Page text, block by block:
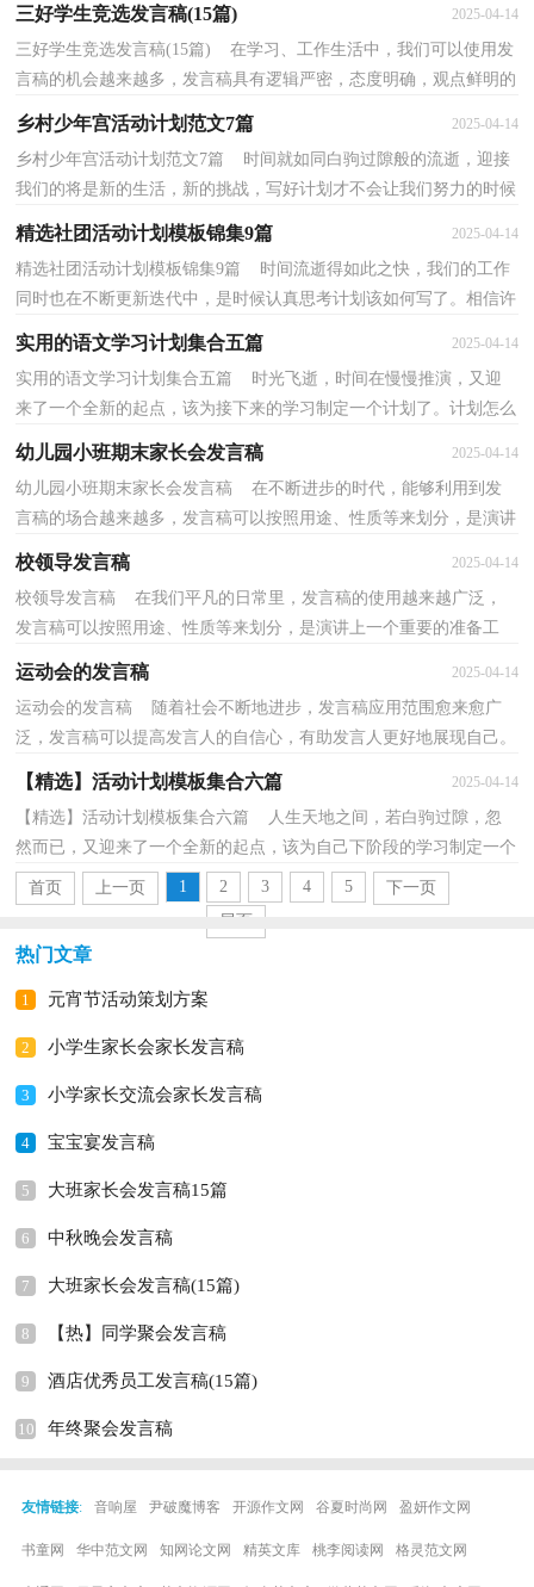
三好学生竞选发言稿(15篇) 2025-04-14
三好学生竞选发言稿(15篇) 在学习、工作生活中，我们可以使用发
言稿的机会越来越多，发言稿具有逻辑严密，态度明确，观点鲜明的
特点。还是对发言稿一筹莫展吗？以下是小编整理的三...
乡村少年宫活动计划范文7篇 2025-04-14
乡村少年宫活动计划范文7篇 时间就如同白驹过隙般的流逝，迎接
我们的将是新的生活，新的挑战，写好计划才不会让我们努力的时候
精选社团活动计划模板锦集9篇 2025-04-14
精选社团活动计划模板锦集9篇 时间流逝得如此之快，我们的工作
同时也在不断更新迭代中，是时候认真思考计划该如何写了。相信许
实用的语文学习计划集合五篇 2025-04-14
实用的语文学习计划集合五篇 时光飞逝，时间在慢慢推演，又迎
来了一个全新的起点，该为接下来的学习制定一个计划了。计划怎么
写才不会流于形式呢？以下是小编帮大家整理的语文学...
幼儿园小班期末家长会发言稿 2025-04-14
幼儿园小班期末家长会发言稿 在不断进步的时代，能够利用到发
言稿的场合越来越多，发言稿可以按照用途、性质等来划分，是演讲
校领导发言稿 2025-04-14
校领导发言稿 在我们平凡的日常里，发言稿的使用越来越广泛，
发言稿可以按照用途、性质等来划分，是演讲上一个重要的准备工
运动会的发言稿 2025-04-14
运动会的发言稿 随着社会不断地进步，发言稿应用范围愈来愈广
泛，发言稿可以提高发言人的自信心，有助发言人更好地展现自己。
【精选】活动计划模板集合六篇 2025-04-14
【精选】活动计划模板集合六篇 人生天地之间，若白驹过隙，忽
然而已，又迎来了一个全新的起点，该为自己下阶段的学习制定一个
计划了。那么计划怎么拟定才能发挥它最大的作用呢？以...
首页 上一页 1 2 3 4 5
下一页
尾页
热门文章
1 元宵节活动策划方案
2 小学生家长会家长发言稿
3 小学家长交流会家长发言稿
4 宝宝宴发言稿
5 大班家长会发言稿15篇
6 中秋晚会发言稿
7 大班家长会发言稿(15篇)
8 【热】同学聚会发言稿
9 酒店优秀员工发言稿(15篇)
10 年终聚会发言稿
友情链接: 音响屋 尹破魔博客 开源作文网 谷夏时尚网 盈妍作文网
书童网 华中范文网 知网论文网 精英文库 桃李阅读网 格灵范文网